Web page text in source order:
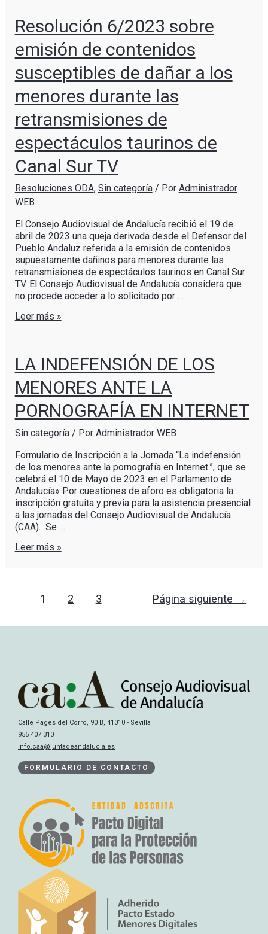
Resolución 6/2023 sobre
emisión de contenidos
susceptibles de dañar a los
menores durante las
retransmisiones de
espectáculos taurinos de
Canal Sur TV
Resoluciones ODA, Sin categoría/ Por Administrador
WEB
El Consejo Audiovisual de Andalucía recibió el 19 de
abril de 2023 una queja derivada desde el Defensor del
Pueblo Andaluz referida a la emisión de contenidos
supuestamente dañinos para menores durante las
retransmisiones de espectáculos taurinos en Canal Sur
TV. El Consejo Audiovisual de Andalucía considera que
no procede acceder a lo solicitado por …
Leer más »
LA INDEFENSIÓN DE LOS
MENORES ANTE LA
PORNOGRAFÍA EN INTERNET
Sin categoría/ Por Administrador WEB
Formulario de Inscripción a la Jornada “La indefensión
de los menores ante la pornografía en Internet.”, que se
celebrá el 10 de Mayo de 2023 en el Parlamento de
Andalucía» Por cuestiones de aforo es obligatoria la
inscripción gratuita y previa para la asistencia presencial
a las jornadas del Consejo Audiovisual de Andalucía
(CAA). Se …
Leer más »
1 2 3 Página siguiente →
Calle Pagés del Corro, 90 B, 41010 - Sevilla
955 407 310
info.caa@juntadeandalucia.es
FORMULARIO DE CONTACTO